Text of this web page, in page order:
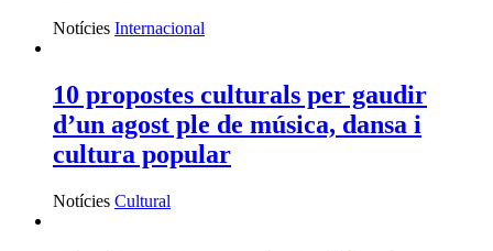
Notícies Internacional
10 propostes culturals per gaudir
d’un agost ple de música, dansa i
cultura popular
Notícies Cultural